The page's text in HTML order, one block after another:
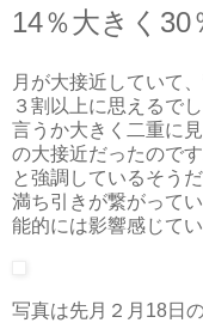
14％大きく30
月が大接近していて
３割以上に思えるで
言うか大きく二重に
の大接近だったので
と強調しているそう
満ち引きが繋がって
能的には影響感じてい
写真は先月２月18日